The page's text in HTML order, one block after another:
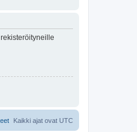
Kaikki ajat ovat UTC